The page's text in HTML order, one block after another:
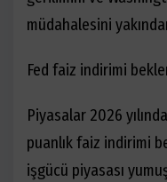
müdahalesini
Fed faiz indirimi
Piyasalar 2026
puanlık faiz indirimi
işgücü piyasası